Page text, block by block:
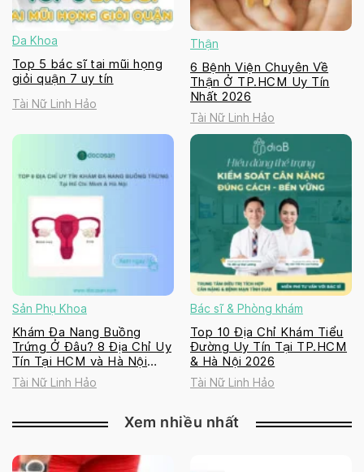
Đa Khoa
Top 5 bác sĩ tai mũi họng
giỏi quận 7 uy tín
Tài Nữ Linh Hảo
Thận
6 Bệnh Viện Chuyên Về
Thận Ở TP.HCM Uy Tín
Nhất 2026
Tài Nữ Linh Hảo
Sản Phụ Khoa
Khám Đa Nang Buồng
Trứng Ở Đâu? 8 Địa Chỉ Uy
Tín Tại HCM và Hà Nội
2026
Tài Nữ Linh Hảo
Bác sĩ & Phòng khám
Top 10 Địa Chỉ Khám Tiểu
Đường Uy Tín Tại TP.HCM
& Hà Nội 2026
Tài Nữ Linh Hảo
Xem nhiều nhất